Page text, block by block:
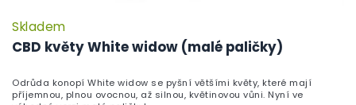
CBD květy White widow (malé paličky)
Skladem
Odrůda konopí White widow se pyšní většími květy, které mají
příjemnou, plnou ovocnou, až silnou, květinovou vůni. Nyní ve